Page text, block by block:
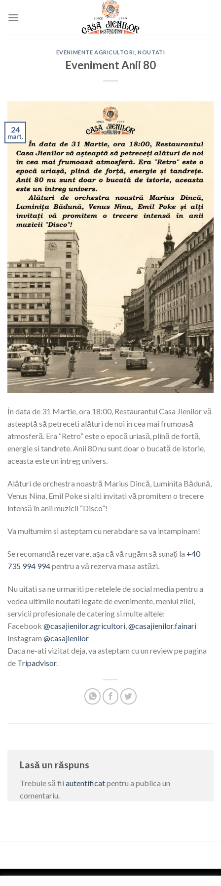
EVENIMENTE AGRICULTORI ,NOUTATI
Eveniment Anii 80
24
mart.
În data de 31 Martie, ora 18:00, Restaurantul Casa Jienilor vă
asteaptă să petreceti alături de noi în cea mai frumoasă
atmosferă. Era “Retro” este o epocă uriasă, plină de fortă,
energie si tandrete. Anii 80 nu sunt doar o bucată de istorie,
aceasta este un întreg univers.
Alături de orchestra noastră Marius Dincă, Luminita Bădună,
Venus Nina, Emil Poke si alti invitati vă promitem o trecere
intensă în anii muzicii “Disco”!
Va multumim si asteptam cu nerabdare sa va intampinam!
Se recomandă rezervare, așa că vă rugăm să sunați la +40
735 994 994pentru a vă rezerva masa astăzi.
Nu uitati sa ne urmariti pe retelele de social media pentru a
vedea ultimile noutati legate de evenimente, meniul zilei,
servicii profesionale de catering si multe altele:
Facebook @casajienilor.agricultori @casajienilor.fainari
Instagram @casajienilor
Daca ne-ati vizitat deja, va asteptam cu un review pe pagina
de Tripadvisor.
Lasă un răspuns
Trebuie să fii autentificatpentru a publica un
comentariu.